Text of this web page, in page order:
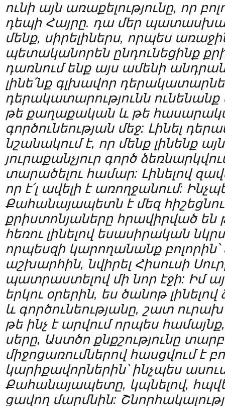
ունի այն առաքելությունը, որ
դեպի Հայրը. դա մեր
մենք, սիրելիներս, որպես
պետականորեն ընդունեցինք
դառնում ենք այս ամենի
լինե՛նք գլխավոր
դերակատարությունն
թե քաղաքական և թե
գործունեության մեջ: Լինել
նշանակում է, որ մենք լինենք
յուրաքանչյուր գործ
տարածելու համար: Լինելով
որ է՛լ ավելի է առողջանում:
Քահանայապետն է մեզ
քրիստոնյաները հրավիրված են
հեռու լինելով եսասիրական
որպեսզի կարողանանք
աշխարհին, նվիրել Հիսուսի
պատրաստելով մի նոր էջի: Իմ
երկու օրերին, ես ծանոթ
և գործունեությանը, շատ ուրախ
թե ինչ է արվում որպես
սերը, Աստծո քնքշությունը
միջոցառումներով հասցվում է
կարիքավորներին՝ ինչպես
Քահանայապետը, կպնելով,
ցավող մարմնին: